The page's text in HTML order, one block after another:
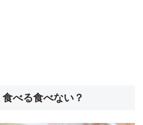
べる食べない？